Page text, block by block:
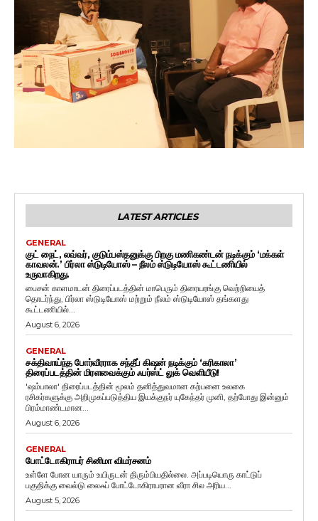
LATEST ARTICLES
GENERAL
குட் நைட், லவ்வர், குடும்பஸ்தனுக்கு பிறகு மணிகண்டன் நடிக்கும் ‘மக்கள்
காவலன்.’ பிர்லா ஸ்டுடியோஸ் – நீலம் ஸ்டுடியோஸ் கூட்டணியில்
உருவாகிறது.
பைசன் காளமாடன் திரைப்படத்தின் மாபெரும் திரையரங்கு வெற்றியைத்
தொடர்ந்து, பிர்லா ஸ்டுடியோஸ் மற்றும் நீலம் ஸ்டுடியோஸ் தங்களது
கூட்டணியில்...
August 6, 2026
GENERAL
சக்திவாய்ந்த போர்வீரராக சந்தீப் கிஷன் நடிக்கும் ‘கரிகாலா’
திரைப்படத்தின் மிரளவைக்கும் ஃபர்ஸ்ட் லுக் வெளியீடு!
'ஷம்பாலா' திரைப்படத்தின் மூலம் தனித்துவமான கற்பனை உலகை
ரசிகர்களுக்கு அறிமுகப்படுத்திய இயக்குநர் யுகேந்தர் முனி, தற்போது இன்னும்
பிரம்மாண்டமான...
August 6, 2026
GENERAL
போட்டோகிராபர் சினிமா விமர்சனம்
உள்ளே போன யாரும் உயிருடன் திரும்பியதில்லை. அப்படியொரு காட்டுப்
பகுதிக்கு வைல்டு லைஃப் போட்டோகிராபரான வீரா சில அரிய...
August 5, 2026